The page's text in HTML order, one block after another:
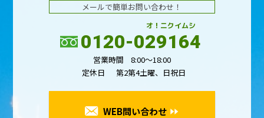
メールで簡単お問い合わせ！
オ！ニクイムシ
0120-029164
営業時間
8:00～18:00
定休日
第2第4土曜、日祝日
WEB問い合わせ